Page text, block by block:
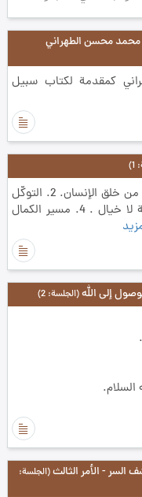
محمد محسن الطهراني
كمقدمة لكتاب سبيل
أهم مواضيع المحاضرة: 1. الهدف من خلق الإنسان. 2. التوكّل
على الله والإنابة إليه. 3. عالم الآخرة حقيقة لا خيال . 4. مسير الكمال
إلى الله(الجلسة: 2)
السر - الأمر الثالث(الجلسة: